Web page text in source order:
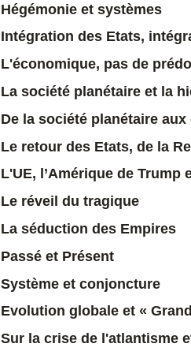
Hégémonie et systèmes
Intégration des Etats,
L'économique, pas de
La société planétaire et la
De la société planétaire
Le retour des Etats, de la
L'UE, l’Amérique de
Le réveil du tragique
La séduction des Empires
Passé et Présent
Système et conjoncture
Evolution globale et «
Sur la crise de l'atlantisme